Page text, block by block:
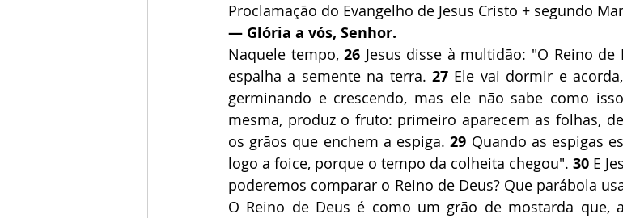
Proclamação do Evangelho de Jesus Cristo + segundo
— Glória a vós, Senhor.
Naquele tempo, 26 Jesus disse à multidão: "O Reino
espalha a semente na terra. 27 Ele vai dormir e
germinando e crescendo, mas ele não sabe como
mesma, produz o fruto: primeiro aparecem as folhas,
os grãos que enchem a espiga. 29 Quando as espigas
logo a foice, porque o tempo da colheita chegou". 30 E
poderemos comparar o Reino de Deus? Que parábola
O Reino de Deus é como um grão de mostarda que,